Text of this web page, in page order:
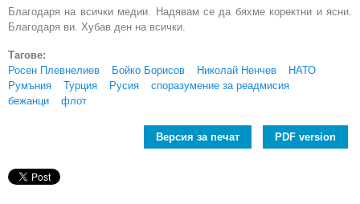
Благодаря на всички медии. Надявам се да бяхме коректни и ясни.
Благодаря ви. Хубав ден на всички.
Тагове:
Росен Плевнелиев
Бойко Борисов Николай Ненчев
НАТО
Румъния
Турция Русия
споразумение за реадмисия
бежанци
флот
Версия за печат PDF version